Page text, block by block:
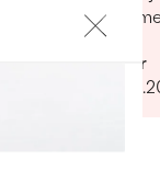
Peter